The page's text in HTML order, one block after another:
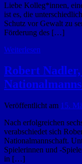
Liebe Kolleg*innen,
ist es, die
Schutz vor Gewalt zu
Förderung des […]
Weiterlesen
Robert
Veröffentlicht am 15.
Nach erfolgreichen
verabschiedet sich
Nationalmannschaft.
Spielerinnen und -
in […]